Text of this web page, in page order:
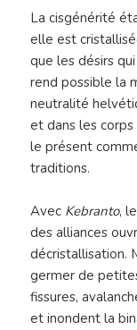
La cisgénérité
elle est
que les désirs
rend possible la
neutralité
et dans les
le présent
traditions.
Avec Kebranto,
des alliances
décristallisation.
germer de
fissures,
et inondent la